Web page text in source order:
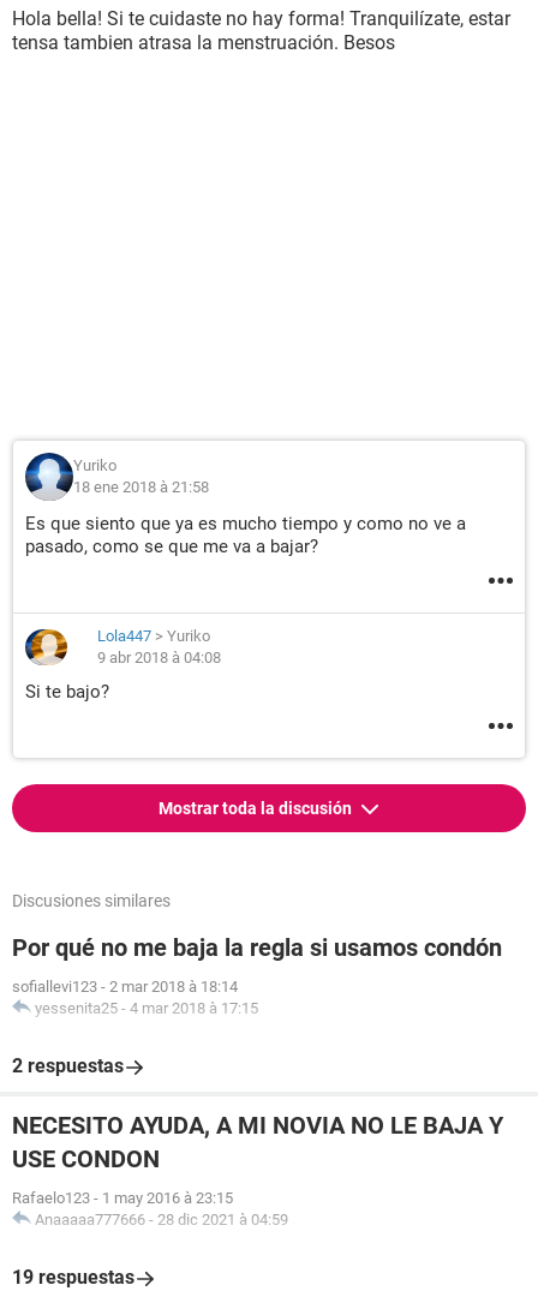
Hola bella! Si te cuidaste no hay forma! Tranquilízate, estar
tensa tambien atrasa la menstruación. Besos
Yuriko
18 ene 2018 à 21:58
Es que siento que ya es mucho tiempo y como no ve a
pasado, como se que me va a bajar?
Lola447 > Yuriko
9 abr 2018 à 04:08
Si te bajo?
Mostrar toda la discusión
Discusiones similares
Por qué no me baja la regla si usamos condón
sofiallevi123 - 2 mar 2018 à 18:14
yessenita25 - 4 mar 2018 à 17:15
2 respuestas
NECESITO AYUDA, A MI NOVIA NO LE BAJA Y
USE CONDON
Rafaelo123 - 1 may 2016 à 23:15
Anaaaaa777666 - 28 dic 2021 à 04:59
19 respuestas